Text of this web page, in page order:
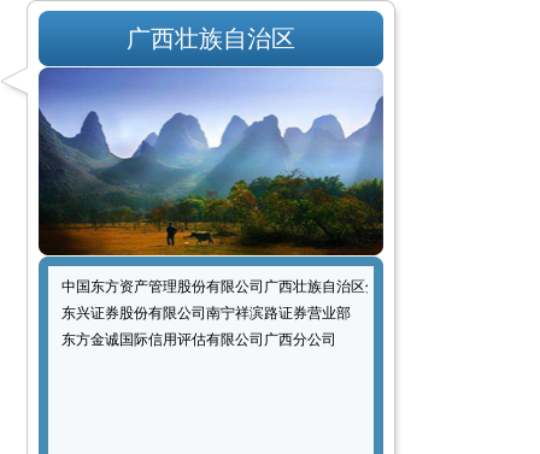
广西壮族自治区
中国东方资产管理股份有限公司广西壮族自治区分公司
东兴证券股份有限公司南宁祥滨路证券营业部
东方金诚国际信用评估有限公司广西分公司